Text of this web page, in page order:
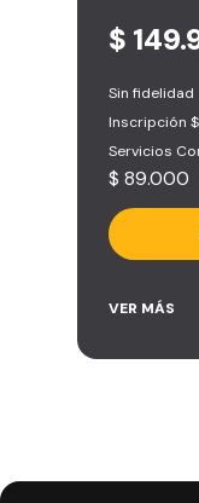
(Sujeto
en
Acceso
sede
$
Sin fidelidad
Inscripción
Servicios
$ 89.000
VER MÁS